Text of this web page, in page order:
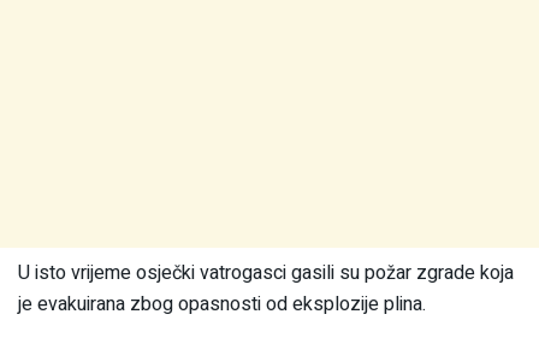
U isto vrijeme osječki vatrogasci gasili su požar zgrade koja
je evakuirana zbog opasnosti od eksplozije plina.